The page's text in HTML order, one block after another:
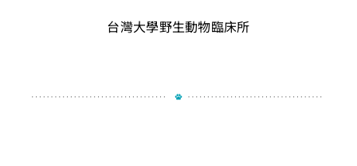
台灣大學野生動物臨床所